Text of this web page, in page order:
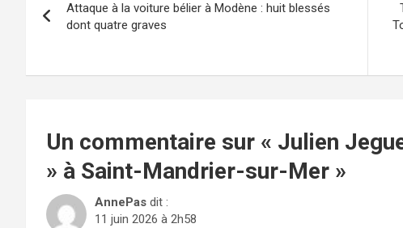
de
Attaque à la voiture bélier à Modène : huit blessés
dont quatre graves
Un commentaire sur « Julien
» à Saint-Mandrier-sur-Mer »
AnnePas dit :
11 juin 2026 à 2h58